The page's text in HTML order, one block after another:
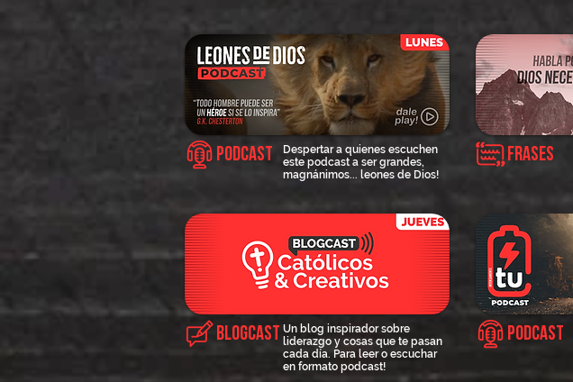
Despertar a quienes escuchen
este podcast a ser grandes,
magnánimos... leones de Dios!
Podcast
Un blog inspirador sobre
liderazgo y cosas que te pasan
cada día. Para leer o escuchar
en formato podcast!
Blogcast
Frases
Podcast